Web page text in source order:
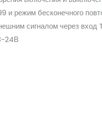
и режим бесконечного
сигналом через вход
24В